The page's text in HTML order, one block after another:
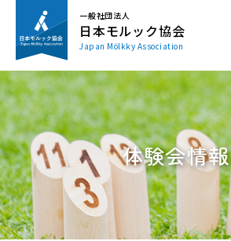
一般社団法人
日本モルック協会
Japan Mölkky Association
体験会情報